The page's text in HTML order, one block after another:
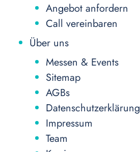
Angebot anfordern
Call vereinbaren
Über uns
Messen & Events
Sitemap
AGBs
Datenschutzerklärung
Impressum
Team